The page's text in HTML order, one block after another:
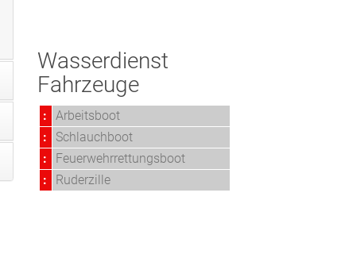
Wasserdienst
Fahrzeuge
:
Arbeitsboot
:
Schlauchboot
:
Feuerwehrrettungsboot
:
Ruderzille